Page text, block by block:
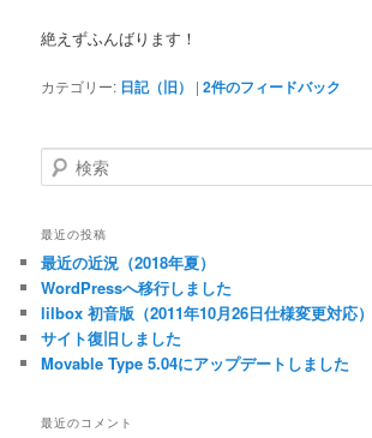
絶えずふんばります！
カテゴリー: 日記（旧） |2件のフィードバック
検
索
最近の投稿
最近の近況（2018年夏）
WordPressへ移行しました
lilbox 初音版（2011年10月26日仕様変更対応）
サイト復旧しました
Movable Type 5.04にアップデートしました
最近のコメント